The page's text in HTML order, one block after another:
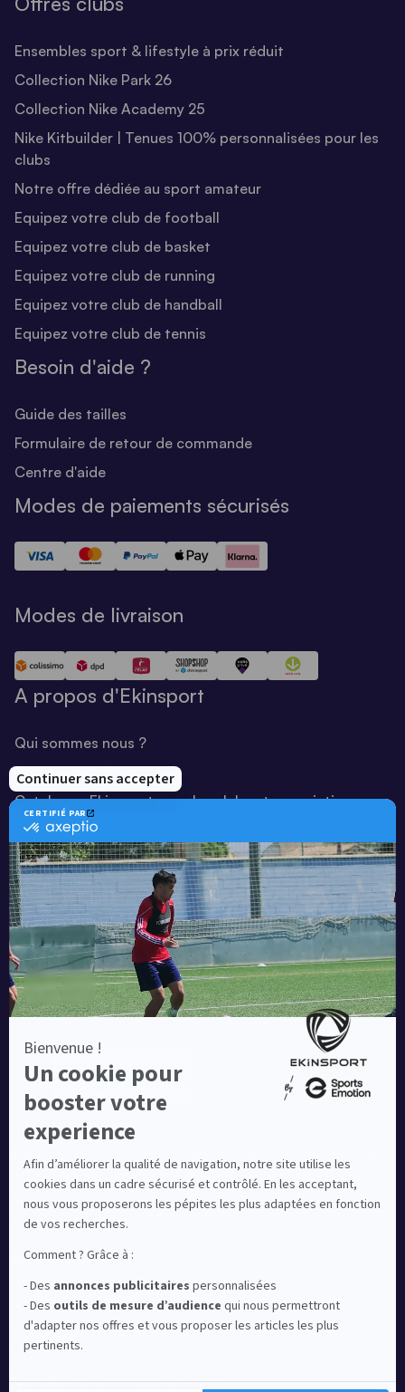
Ensembles sport & lifestyle à prix réduit
Collection Nike Park 26
Collection Nike Academy 25
Nike Kitbuilder | Tenues 100% personnalisées pour les
clubs
Notre offre dédiée au sport amateur
Equipez votre club de football
Equipez votre club de basket
Equipez votre club de running
Equipez votre club de handball
Equipez votre club de tennis
Besoin d'aide ?
Guide des tailles
Formulaire de retour de commande
Centre d'aide
Modes de paiements sécurisés
Modes de livraison
A propos d'Ekinsport
Qui sommes nous ?
Notre savoir-faire
Catalogue Ekinsport pour les clubs et associations
Catalogue running Ekinsport
Blog
Une société de :
Equipementier sportif leader en France depuis plus de
10 ans, Ekinsport a été distingué par la rédaction de
Capital dans son classement des « Meilleurs sites de
commerce en ligne 2024 », catégorie Sportswear.
En savoir plus
© EKINSPORT 2026
Conditions Générales de Vente